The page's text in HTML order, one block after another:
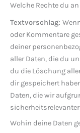
Welche Rechte du
Textvorschlag:
oder Kommentare
deiner
aller Daten, die du
du die Löschung
dir gespeichert
Daten, die wir
Wohin deine Daten